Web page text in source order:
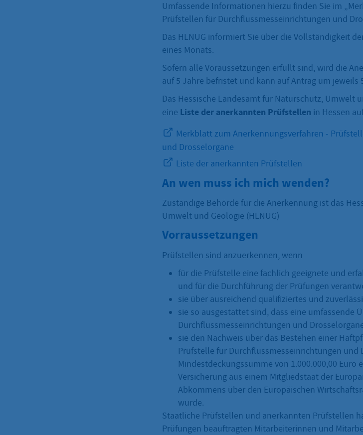
Umfassende Informationen hierzu finden Sie im
Prüfstellen für Durchflussmesseinrichtungen und
Das HLNUG informiert Sie über die Vollständigkeit
eines Monats.
Sofern alle Voraussetzungen erfüllt sind, wird die
auf 5 Jahre befristet und kann auf Antrag um jeweils
Das Hessische Landesamt für Naturschutz, Umwelt
eine Liste der anerkannten Prüfstellen in Hessen
Merkblatt zum Anerkennungsverfahren -
und Drosselorgane
Liste der anerkannten Prüfstellen
An wen muss ich mich wenden?
Zuständige Behörde für die Anerkennung ist das
Umwelt und Geologie (HLNUG)
Vorraussetzungen
Prüfstellen sind anzuerkennen, wenn
für die Prüfstelle eine fachlich geeignete und
und für die Durchführung der Prüfungen
sie über ausreichend qualifiziertes und
sie so ausgestattet sind, dass eine umfassende
Durchflussmesseinrichtungen und
sie den Nachweis über das Bestehen einer
Prüfstelle für Durchflussmesseinrichtungen und
Mindestdeckungssumme von 1.000.000,00
Versicherung aus einem Mitgliedstaat der
Abkommens über den Europäischen
wurde.
Staatliche Prüfstellen und anerkannten Prüfstellen
Prüfungen beauftragten Mitarbeiterinnen und